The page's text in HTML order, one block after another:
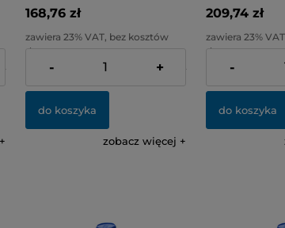
168,76 zł
zawiera 23% VAT, bez kosztów
dostawy
Cena netto:
137,20 zł
- +
do koszyka
zobacz więcej
209,74 zł
zawiera 23%
dostawy
Cena netto:
-
do koszyka